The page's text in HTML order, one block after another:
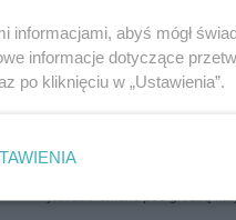
lub dalej
zgody właściciela praw.
jest zabronione pod groźbą
informacjami, abyś mógł
informacje dotyczące
po kliknięciu w „Ustawienia”.